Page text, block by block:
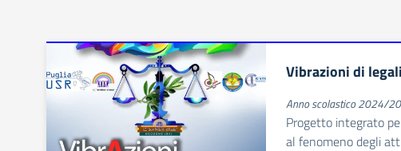
Vibrazioni di
Anno scolastico 2024/
Progetto integrato
al fenomeno degli